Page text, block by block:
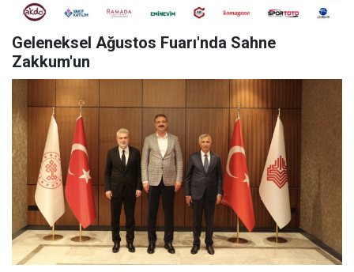
Geleneksel Ağustos Fuarı'nda Sahne
Zakkum'un